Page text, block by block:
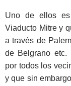
Uno de ellos
Viaducto Mitre y
a través de
de Belgrano etc.
por todos los
y que sin